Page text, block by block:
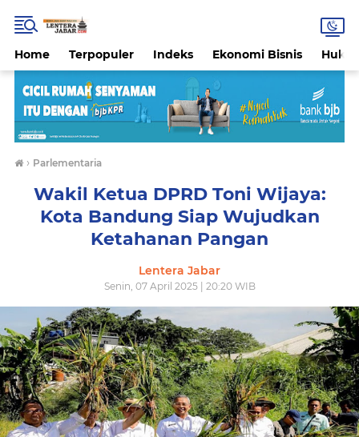
Home Terpopuler Indeks Ekonomi Bisnis
› Parlementaria
Wakil Ketua DPRD Toni Wijaya:
Kota Bandung Siap Wujudkan
Ketahanan Pangan
Lentera Jabar
Senin, 07 April 2025 | 20:20 WIB